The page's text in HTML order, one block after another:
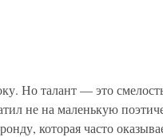
Но талант — это
не на маленькую
которая часто